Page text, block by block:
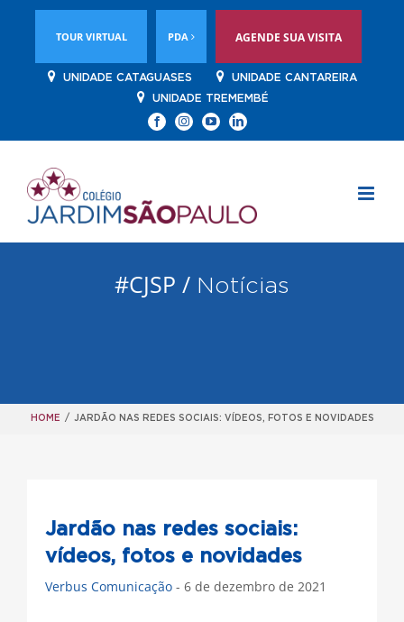
TOUR VIRTUAL PDA AGENDE SUA VISITA
UNIDADE CATAGUASES
UNIDADE CANTAREIRA
UNIDADE TREMEMBÉ
FacebookInstagramYouTubeLinkedin
#CJSP / Notícias
HOME / JARDÃO NAS REDES SOCIAIS: VÍDEOS, FOTOS E NOVIDADES
Jardão nas redes sociais:
vídeos, fotos e novidades
Verbus Comunicação - 6 de dezembro de 2021